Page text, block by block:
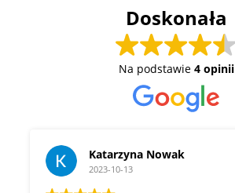
Doskonała
Na podstawie 4 opinii
Katarzyna Nowak
2023-10-13